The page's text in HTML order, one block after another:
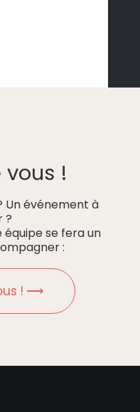
vous !
Un événement à
?
se fera un
:
! ⟶